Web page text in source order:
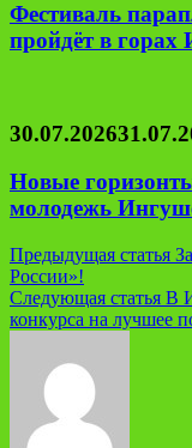
Фестиваль
пройдёт в горах
30.07.2026
Новые
молодежь
Навигация
по
записям
Предыдущая статья
России»!
Следующая статья В
конкурса на лучшее